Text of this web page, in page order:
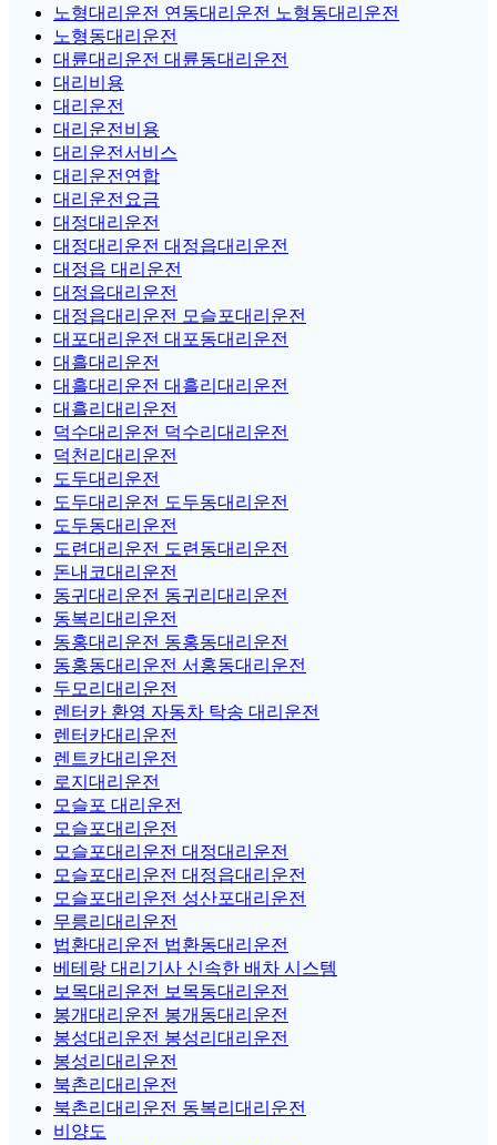
노형대리운전 연동대리운전 노형동대리운전
노형동대리운전
대륜대리운전 대륜동대리운전
대리비용
대리운전
대리운전비용
대리운전서비스
대리운전연합
대리운전요금
대정대리운전
대정대리운전 대정읍대리운전
대정읍 대리운전
대정읍대리운전
대정읍대리운전 모슬포대리운전
대포대리운전 대포동대리운전
대흘대리운전
대흘대리운전 대흘리대리운전
대흘리대리운전
덕수대리운전 덕수리대리운전
덕천리대리운전
도두대리운전
도두대리운전 도두동대리운전
도두동대리운전
도련대리운전 도련동대리운전
돈내코대리운전
동귀대리운전 동귀리대리운전
동복리대리운전
동홍대리운전 동홍동대리운전
동홍동대리운전 서홍동대리운전
두모리대리운전
렌터카 환영 자동차 탁송 대리운전
렌터카대리운전
렌트카대리운전
로지대리운전
모슬포 대리운전
모슬포대리운전
모슬포대리운전 대정대리운전
모슬포대리운전 대정읍대리운전
모슬포대리운전 성산포대리운전
무릉리대리운전
법환대리운전 법환동대리운전
베테랑 대리기사 신속한 배차 시스템
보목대리운전 보목동대리운전
봉개대리운전 봉개동대리운전
봉성대리운전 봉성리대리운전
봉성리대리운전
북촌리대리운전
북촌리대리운전 동복리대리운전
비양도